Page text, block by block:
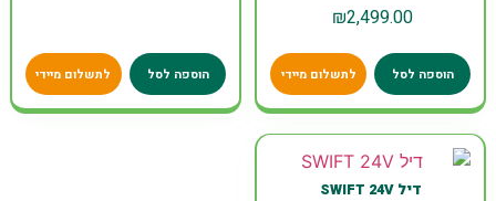
₪2,499.00
הוספה לסל לתשלום מיידי הוספה לסל לתשלום מיידי
דיל SWIFT 24V